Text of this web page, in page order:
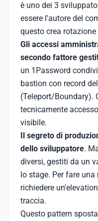
è uno dei 3
essere l'autore del
questo crea
Gli accessi
secondo fattore
un 1Password
bastion con record
(Teleport/Boundary).
tecnicamente
visibile.
Il segreto di
dello sviluppatore.
diversi, gestiti da un
lo stage. Per fare
richiedere
traccia.
Questo pattern